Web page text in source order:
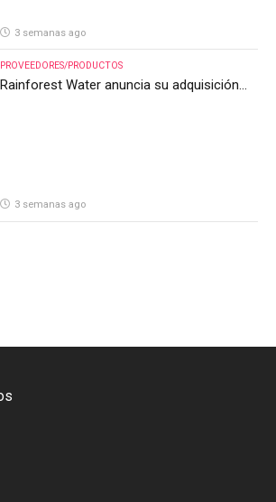
3 semanas ago
PROVEEDORES/PRODUCTOS
Rainforest Water anuncia su adquisición
3 semanas ago